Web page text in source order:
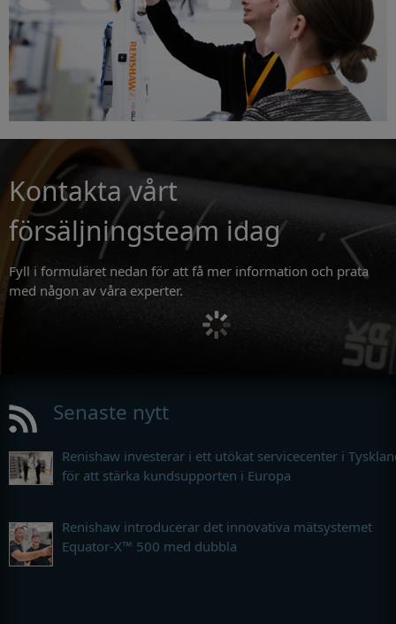
Kontakta vårt
försäljningsteam idag
Fyll i formuläret nedan för att få mer information och prata
med någon av våra experter.
Senaste nytt
Renishaw investerar i ett utökat servicecenter i
för att stärka kundsupporten i Europa
Renishaw introducerar det innovativa mätsystemet
Equator-X™ 500 med dubbla